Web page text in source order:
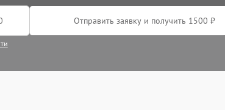
Отправить заявку и получить 1500 ₽